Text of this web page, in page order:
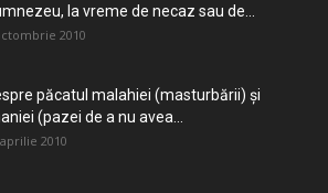
la vreme de necaz sau de...
2010
păcatul malahiei (masturbării) şi
(pazei de a nu avea...
2010